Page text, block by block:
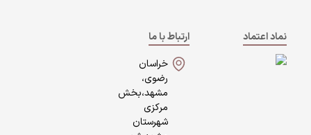
نماد اعتماد
ارتباط با ما
خراسان
رضوی،
مشهد،بخش
مرکزی
شهرستان